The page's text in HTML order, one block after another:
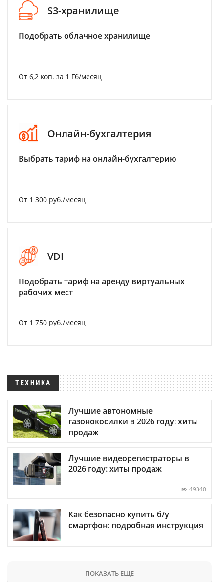
S3-хранилище
Подобрать облачное хранилище
От 6,2 коп. за 1 Гб/месяц
Онлайн-бухгалтерия
Выбрать тариф на онлайн-бухгалтерию
От 1 300 руб./месяц
VDI
Подобрать тариф на аренду виртуальных
рабочих мест
От 1 750 руб./месяц
ТЕХНИКА
Лучшие автономные
газонокосилки в 2026 году: хиты
продаж
Лучшие видеорегистраторы в
2026 году: хиты продаж
49340
Как безопасно купить б/у
смартфон: подробная инструкция
ПОКАЗАТЬ ЕЩЕ